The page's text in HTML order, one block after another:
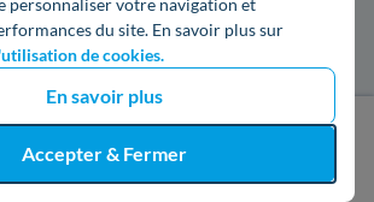
personnaliser votre navigation et
du site. En savoir plus sur
de cookies.
En savoir plus
Accepter & Fermer
J'obtiens un devis gratuit
d'isolation dans les autres
du Finistère